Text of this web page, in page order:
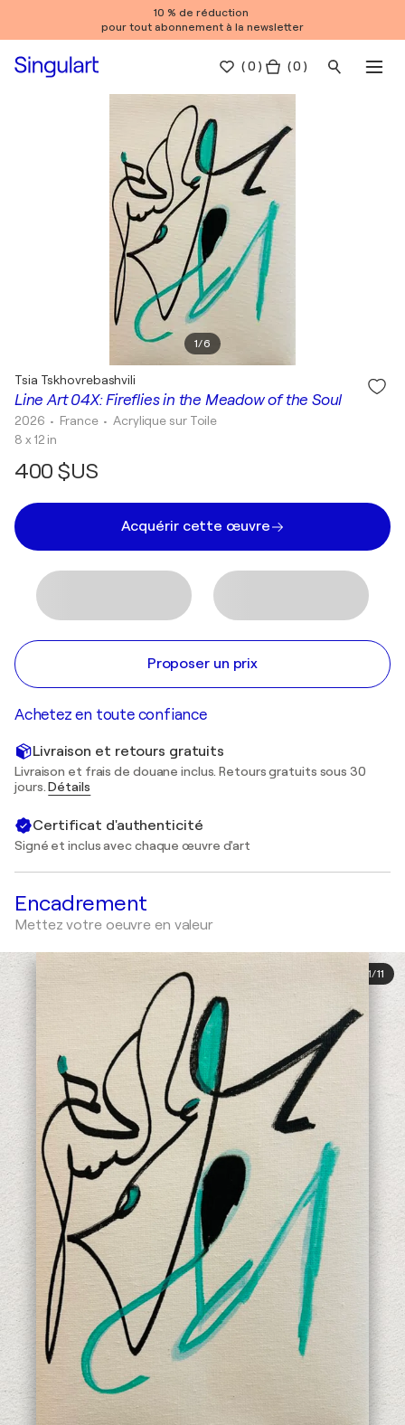
10 % de réduction
pour tout abonnement à la newsletter
(0 ) ( 0 )
1/6
Line Art 04X: Fireflies in the Meadow of the Soul
Tsia Tskhovrebashvili
2026 • France •Acrylique sur Toile
8 x 12 in
400 $US
Acquérir cette œuvre
Proposer un prix
Achetez en toute confiance
Livraison et retours gratuits
Livraison et frais de douane inclus. Retours gratuits sous 30
jours.Détails
Certificat d'authenticité
Signé et inclus avec chaque œuvre d'art
Encadrement
Mettez votre oeuvre en valeur
1/11